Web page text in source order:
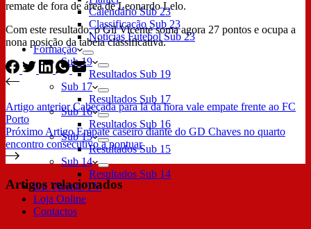
Calendário Sub 23
Classificação Sub 23
Notícias Futebol Sub 23
Formação
Sub 19
Resultados Sub 19
Sub 17
Resultados Sub 17
Sub 16
Resultados Sub 16
Sub 15
Resultados Sub 15
Sub 14
Resultados Sub 14
Gil Vicente TV
Loja Online
Contactos
remate de fora de área de Leonardo Lelo.
Com este resultado, o Gil Vicente soma agora 27 pontos e ocupa a
nona posição da tabela classificativa.
Artigo anteriorCabeçada para lá da hora vale empate frente ao FC
Porto
Próximo Artigo Empate caseiro diante do GD Chaves no quarto
encontro consecutivo a pontuar
Artigos relacionados